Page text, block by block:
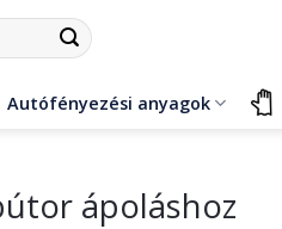
Autófényezési anyagok
ápoláshoz